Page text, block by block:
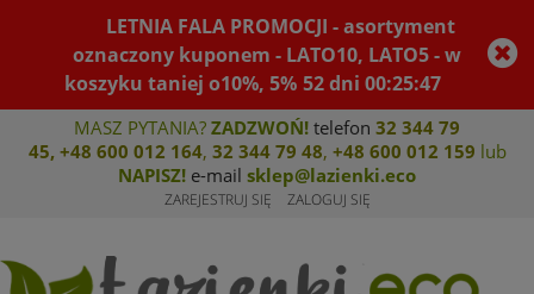
LETNIA FALA PROMOCJI - asortyment
oznaczony kuponem - LATO10, LATO5 - w
koszyku taniej o10%, 5% 52dni00:25:46
MASZ PYTANIA? ZADZWOŃ! telefon 32 344 79
45, +48 600 012 164, 32 344 79 48, +48 600 012 159 lub
NAPISZ! e-mail sklep@lazienki.eco
ZAREJESTRUJ SIĘ ZALOGUJ SIĘ